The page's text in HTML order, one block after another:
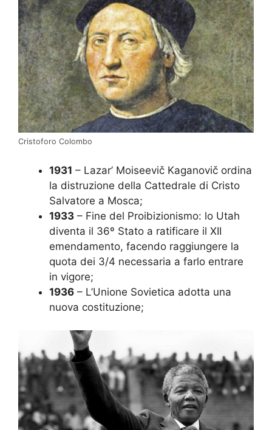
Cristoforo Colombo
1931 – Lazar’ Moiseevič Kaganovič ordina
la distruzione della Cattedrale di Cristo
Salvatore a Mosca;
1933 – Fine del Proibizionismo: lo Utah
diventa il 36º Stato a ratificare il XII
emendamento, facendo raggiungere la
quota dei 3/4 necessaria a farlo entrare
in vigore;
1936 – L’Unione Sovietica adotta una
nuova costituzione;